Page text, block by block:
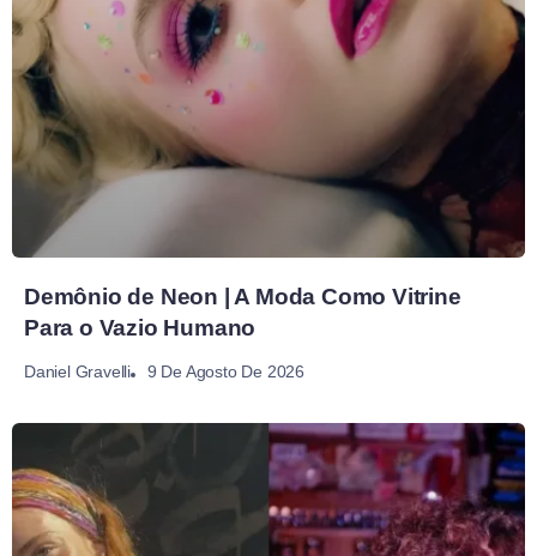
Demônio de Neon | A Moda Como Vitrine
Para o Vazio Humano
Daniel Gravelli 9 De Agosto De 2026